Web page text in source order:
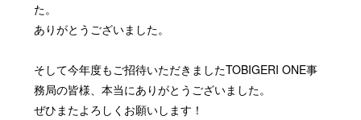
た。
ありがとうございました。
そして今年度もご招待いただきましたTOBIGERI ONE事
務局の皆様、本当にありがとうございました。
ぜひまたよろしくお願いします！